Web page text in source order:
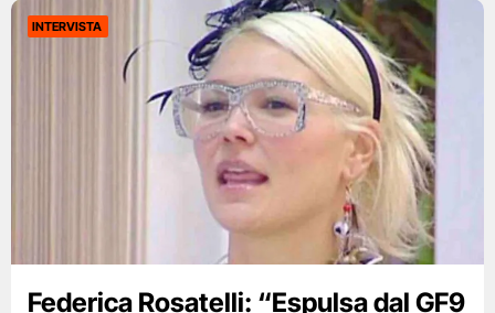
INTERVISTA
Federica Rosatelli: “Espulsa dal GF9